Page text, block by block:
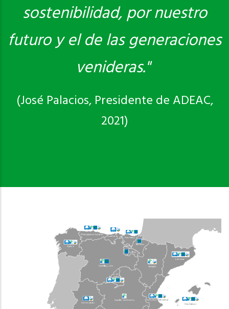
sostenibilidad, por nuestro
futuro y el de las generaciones
venideras."
(José Palacios, Presidente de ADEAC,
2021)